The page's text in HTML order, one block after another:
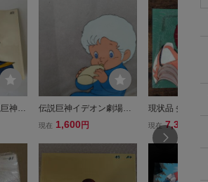
神イ
伝説巨神イデオン劇場公
開記念複製セル画
現在 1,600 円
現状品 劣化あり
伝説巨神イデオ
背景 2
現在 7,349